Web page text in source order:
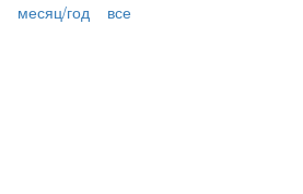
месяц/год
все